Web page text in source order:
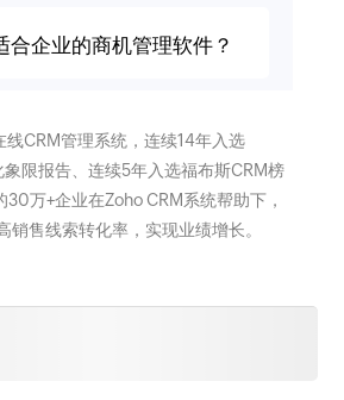
合企业的商机管理软件？
线CRM管理系统，连续14年入选
限报告、连续5年入选福布斯CRM榜
万+企业在Zoho CRM系统帮助下，
销售线索转化率，实现业绩增长。